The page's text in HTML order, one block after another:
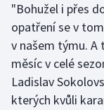
Jezdectví
Judo
Krasobruslení
"Bohužel i přes
opatření se v
v našem týmu. A
měsíc v celé
Ladislav
kterých kvůli